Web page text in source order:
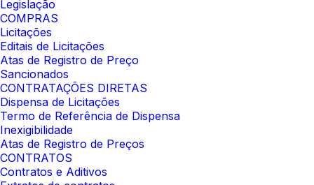
Legislação
COMPRAS
Licitações
Editais de Licitações
Atas de Registro de Preço
Sancionados
CONTRATAÇÕES DIRETAS
Dispensa de Licitações
Termo de Referência de Dispensa
Inexigibilidade
Atas de Registro de Preços
CONTRATOS
Contratos e Aditivos